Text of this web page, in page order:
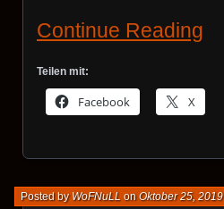
Continue Reading
Teilen mit:
Facebook X
Posted byWoFNuLL onOktober 25, 2019